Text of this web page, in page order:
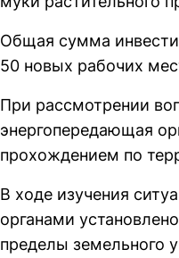
Общая сумма
50 новых рабочих
При рассмотрении
энергопередающая
прохождением по
В ходе изучения
органами
пределы земельного